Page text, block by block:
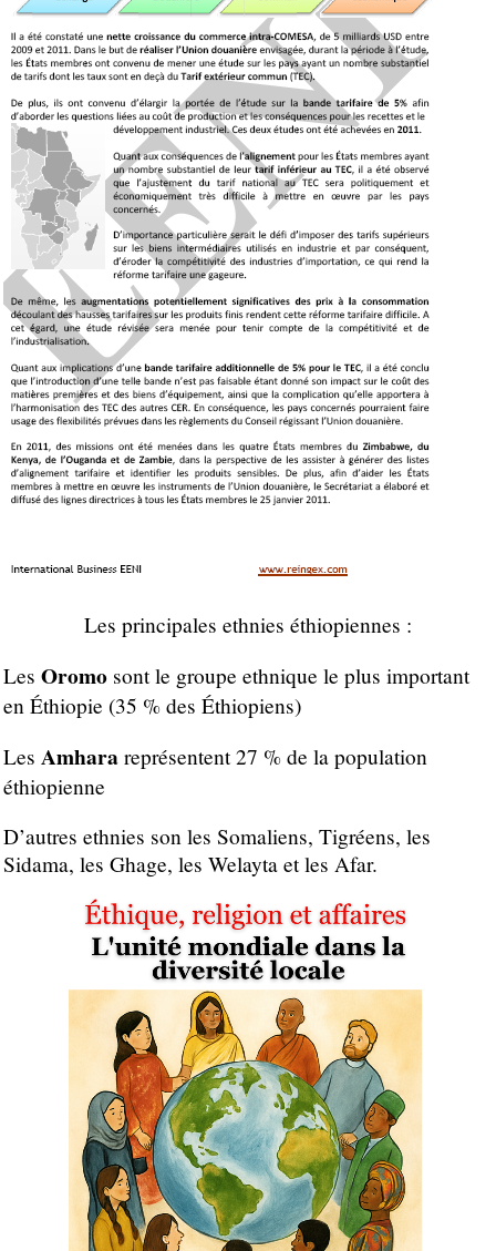
Les principales ethnies éthiopiennes :
Les Oromo sont le groupe ethnique le plus important
en Éthiopie (35 % des Éthiopiens)
Les Amhara représentent 27 % de la population
éthiopienne
D’autres ethnies son les Somaliens, Tigréens, les
Sidama, les Ghage, les Welayta et les Afar.